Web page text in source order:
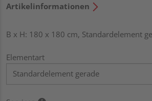
Artikelinformationen
B x H: 180 x 180 cm, Standardelement
Elementart